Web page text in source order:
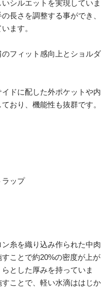
シルエットを実現していま
長さを調整する事ができ、
ます。
フィット感向上とショルダ
ドに配した外ポケットや内
おり、機能性も抜群です。
ラップ
糸を織り込み作られた中肉
ことで約20%の密度が上が
とした厚みを持っていま
ことで、軽い水滴ははじか